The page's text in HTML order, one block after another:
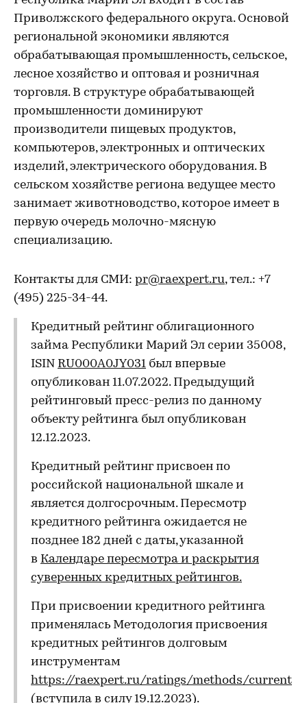
Приволжского федерального округа. Основой
региональной экономики являются
обрабатывающая промышленность, сельское,
лесное хозяйство и оптовая и розничная
торговля. В структуре обрабатывающей
промышленности доминируют
производители пищевых продуктов,
компьютеров, электронных и оптических
изделий, электрического оборудования. В
сельском хозяйстве региона ведущее место
занимает животноводство, которое имеет в
первую очередь молочно-мясную
специализацию.
Контакты для СМИ: pr@raexpert.ru, тел.: +7
(495) 225-34-44.
Кредитный рейтинг облигационного
займа Республики Марий Эл серии 35008,
ISIN RU000A0JY031 был впервые
опубликован 11.07.2022. Предыдущий
рейтинговый пресс-релиз по данному
объекту рейтинга был опубликован
12.12.2023.
Кредитный рейтинг присвоен по
российской национальной шкале и
является долгосрочным. Пересмотр
кредитного рейтинга ожидается не
позднее 182 дней с даты, указанной
в Календаре пересмотра и раскрытия
суверенных кредитных рейтингов.
При присвоении кредитного рейтинга
применялась Методология присвоения
кредитных рейтингов долговым
инструментам
https://raexpert.ru/ratings/methods/current
(вступила в силу 19.12.2023).